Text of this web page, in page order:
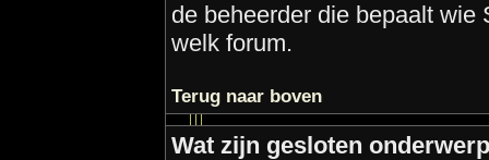
de beheerder die bepaalt wie
welk forum.
Terug naar boven
Wat zijn gesloten